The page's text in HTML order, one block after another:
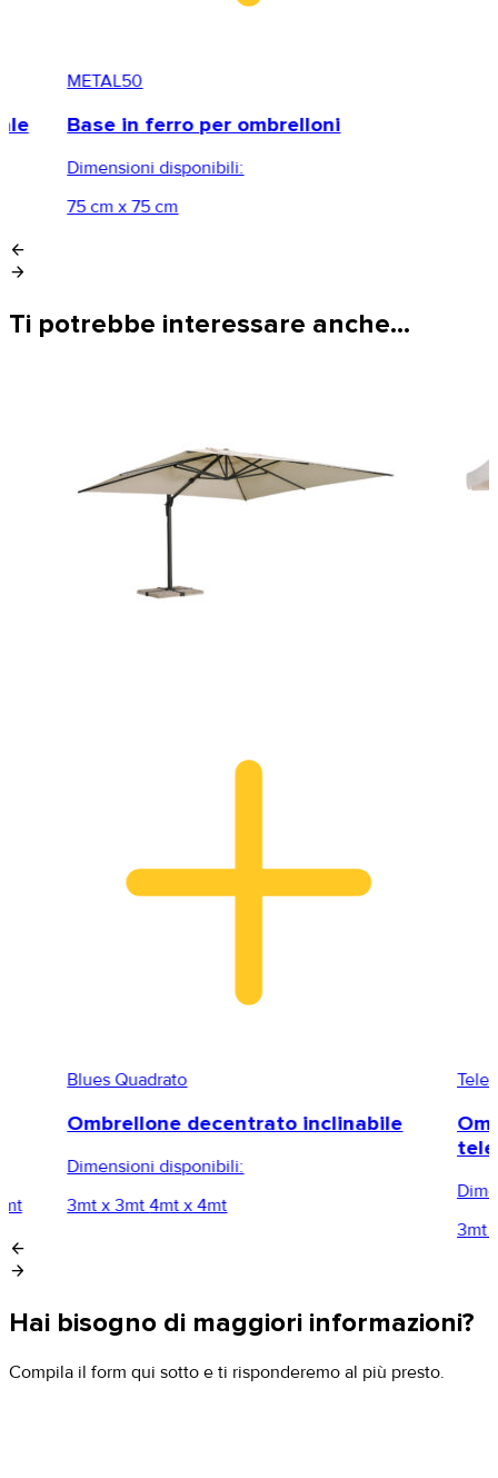
METAL50
Base in ferro per ombrelloni
Dimensioni disponibili:
75 cm x 75 cm
arrow_back
arrow_forward
Ti potrebbe interessare anche…
Blues Quadrato
Ombrellone decentrato inclinabile
Dimensioni disponibili:
3mt x 3mt4mt x 4mt
3mt
arrow_back
arrow_forward
Hai bisogno di maggiori informazioni?
Compila il form qui sotto e ti risponderemo al più presto.